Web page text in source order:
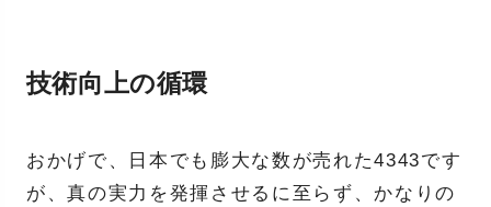
技術向上の循環
おかげで、日本でも膨大な数が売れた4343です
が、真の実力を発揮させるに至らず、かなりの